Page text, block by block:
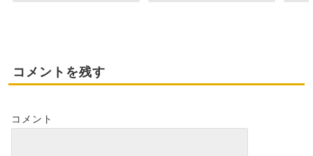
コメントを残す
コメント